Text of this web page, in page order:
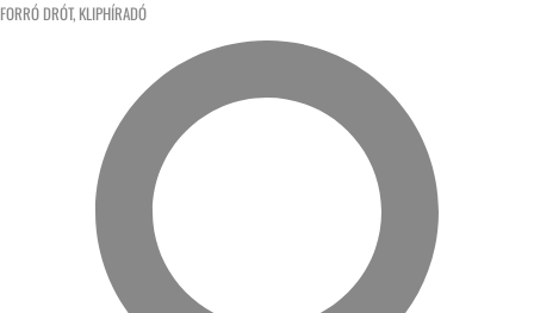
FORRÓ DRÓT, KLIPHÍRADÓ